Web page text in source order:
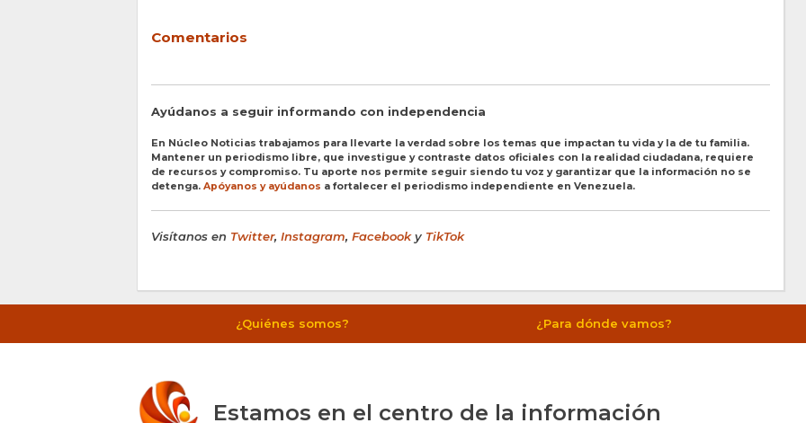
Comentarios
Ayúdanos a seguir informando con independencia
En Núcleo Noticias trabajamos para llevarte la verdad sobre los temas que impactan tu vida y la de tu familia.
Mantener un periodismo libre, que investigue y contraste datos oficiales con la realidad ciudadana, requiere
de recursos y compromiso. Tu aporte nos permite seguir siendo tu voz y garantizar que la información no se
detenga. Apóyanos y ayúdanos a fortalecer el periodismo independiente en Venezuela.
Visítanos en Twitter, Instagram, Facebooky TikTok
¿Quiénes somos? ¿Para dónde vamos?
Estamos en el centro de la información